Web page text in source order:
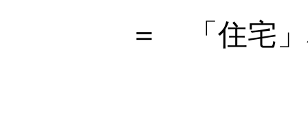
＝ 「住宅